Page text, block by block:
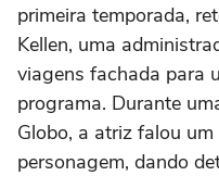
primeira temporada,
Kellen, uma
viagens fachada para
programa. Durante
Globo, a atriz falou
personagem, dando